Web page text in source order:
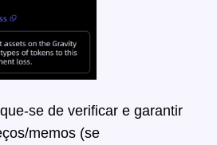
se de verificar e garantir
memos (se